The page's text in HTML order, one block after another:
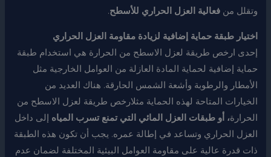
وتقلل منفعالية العزل الحراري للأسطح.
اختيار طبقة حماية إضافية لزيادة مقاومة العزل الحراري
إحدى ارخص طريقة لعزل الاسطح من الحرارة هي استخدام طبقة
حماية إضافية لحماية المادة العازلة من العوامل الخارجية مثل
الأمطار والرطوبة وأشعة الشمس الحارقة. هناك العديد من
الخيارات المتاحة لهذه الحماية مثلارخص طريقة لعزل الاسطح من
الحرارة، أو طبقات العزل المائي التي تمنع تسرب المياه إلى داخل
العزل الحراري وتساعد في إطالة عمره. يجب أن تكون هذه الطبقة
ذات قدرة عالية على مقاومة العوامل البيئية المختلفة لضمان عدم